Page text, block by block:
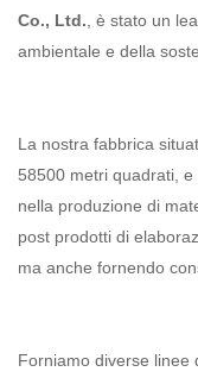
Co., Ltd. , è stato un
ambientale e della
La nostra fabbrica
58500 metri quadrati,
nella produzione di
post prodotti di
ma anche fornendo
Forniamo diverse linee